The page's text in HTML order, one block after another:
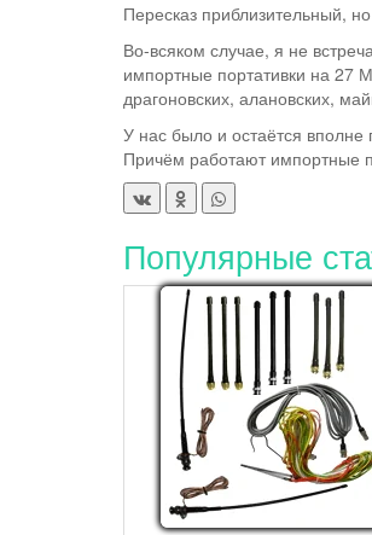
Пересказ приблизительный,
Во-всяком случае, я не
импортные портативки на 27
драгоновских, алановских,
У нас было и остаётся
Причём работают импортные
Популярные